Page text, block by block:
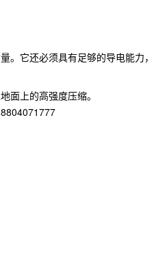
它还必须具有足够的导电能力，
面上的高强度压缩。